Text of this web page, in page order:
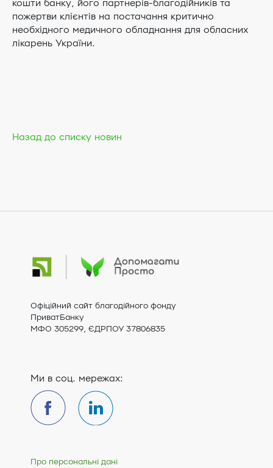
кошти банку, його партнерів-благодійників та
пожертви клієнтів на постачання критично
необхідного медичного обладнання для обласних
лікарень України.
Назад до списку новин
Офіційний сайт благодійного фонду
ПриватБанку
МФО 305299, ЄДРПОУ 37806835
Ми в соц. мережах:
Про персональні дані